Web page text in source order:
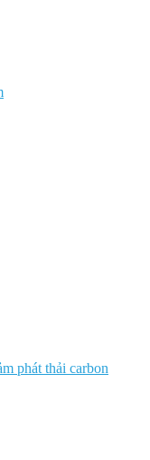
phát thải carbon